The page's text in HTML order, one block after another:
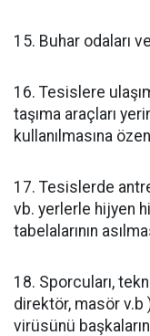
15. Buhar odaları
16. Tesislere
taşıma araçları
kullanılmasına
17. Tesislerde
vb. yerlerle hijyen
tabelalarının
18. Sporcuları,
direktör, masör v.b
virüsünü